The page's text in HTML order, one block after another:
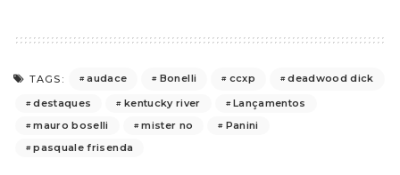
TAGS: audace Bonelli ccxp
deadwood dick
destaques
kentucky river
Lançamentos
mauro boselli
mister no
Panini
pasquale frisenda